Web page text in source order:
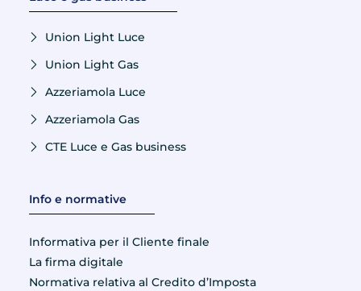
Union Light Luce
Union Light Gas
Azzeriamola Luce
Azzeriamola Gas
CTE Luce e Gas business
Info e normative
Informativa per il Cliente finale
La firma digitale
Normativa relativa al Credito d’Imposta